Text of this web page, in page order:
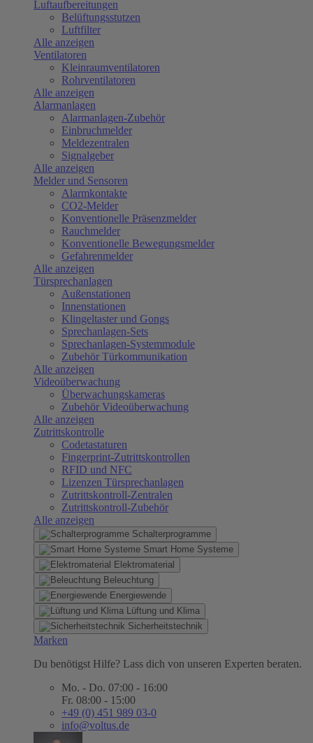
Luftaufbereitungen
Belüftungsstutzen
Luftfilter
Alle anzeigen
Ventilatoren
Kleinraumventilatoren
Rohrventilatoren
Alle anzeigen
Alarmanlagen
Alarmanlagen-Zubehör
Einbruchmelder
Meldezentralen
Signalgeber
Alle anzeigen
Melder und Sensoren
Alarmkontakte
CO2-Melder
Konventionelle Präsenzmelder
Rauchmelder
Konventionelle Bewegungsmelder
Gefahrenmelder
Alle anzeigen
Türsprechanlagen
Außenstationen
Innenstationen
Klingeltaster und Gongs
Sprechanlagen-Sets
Sprechanlagen-Systemmodule
Zubehör Türkommunikation
Alle anzeigen
Videoüberwachung
Überwachungskameras
Zubehör Videoüberwachung
Alle anzeigen
Zutrittskontrolle
Codetastaturen
Fingerprint-Zutrittskontrollen
RFID und NFC
Lizenzen Türsprechanlagen
Zutrittskontroll-Zentralen
Zutrittskontroll-Zubehör
Alle anzeigen
Schalterprogramme
Smart Home Systeme
Elektromaterial
Beleuchtung
Energiewende
Lüftung und Klima
Sicherheitstechnik
Marken
Du benötigst Hilfe? Lass dich von unseren Experten beraten.
Mo. - Do. 07:00 - 16:00
Fr. 08:00 - 15:00
+49 (0) 451 989 03-0
info@voltus.de